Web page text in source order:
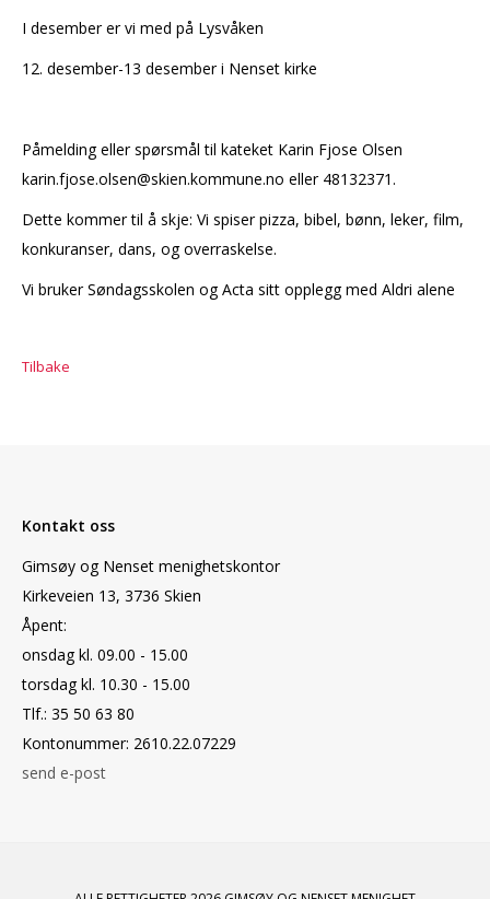
I desember er vi med på Lysvåken
12. desember-13 desember i Nenset kirke
Påmelding eller spørsmål til kateket Karin Fjose Olsen
karin.fjose.olsen@skien.kommune.no eller 48132371.
Dette kommer til å skje: Vi spiser pizza, bibel, bønn, leker, film,
konkuranser, dans, og overraskelse.
Vi bruker Søndagsskolen og Acta sitt opplegg med Aldri alene
Tilbake
Kontakt oss
Gimsøy og Nenset menighetskontor
Kirkeveien 13, 3736 Skien
Åpent:
onsdag kl. 09.00 - 15.00
torsdag kl. 10.30 - 15.00
Tlf.: 35 50 63 80
Kontonummer: 2610.22.07229
send e-post